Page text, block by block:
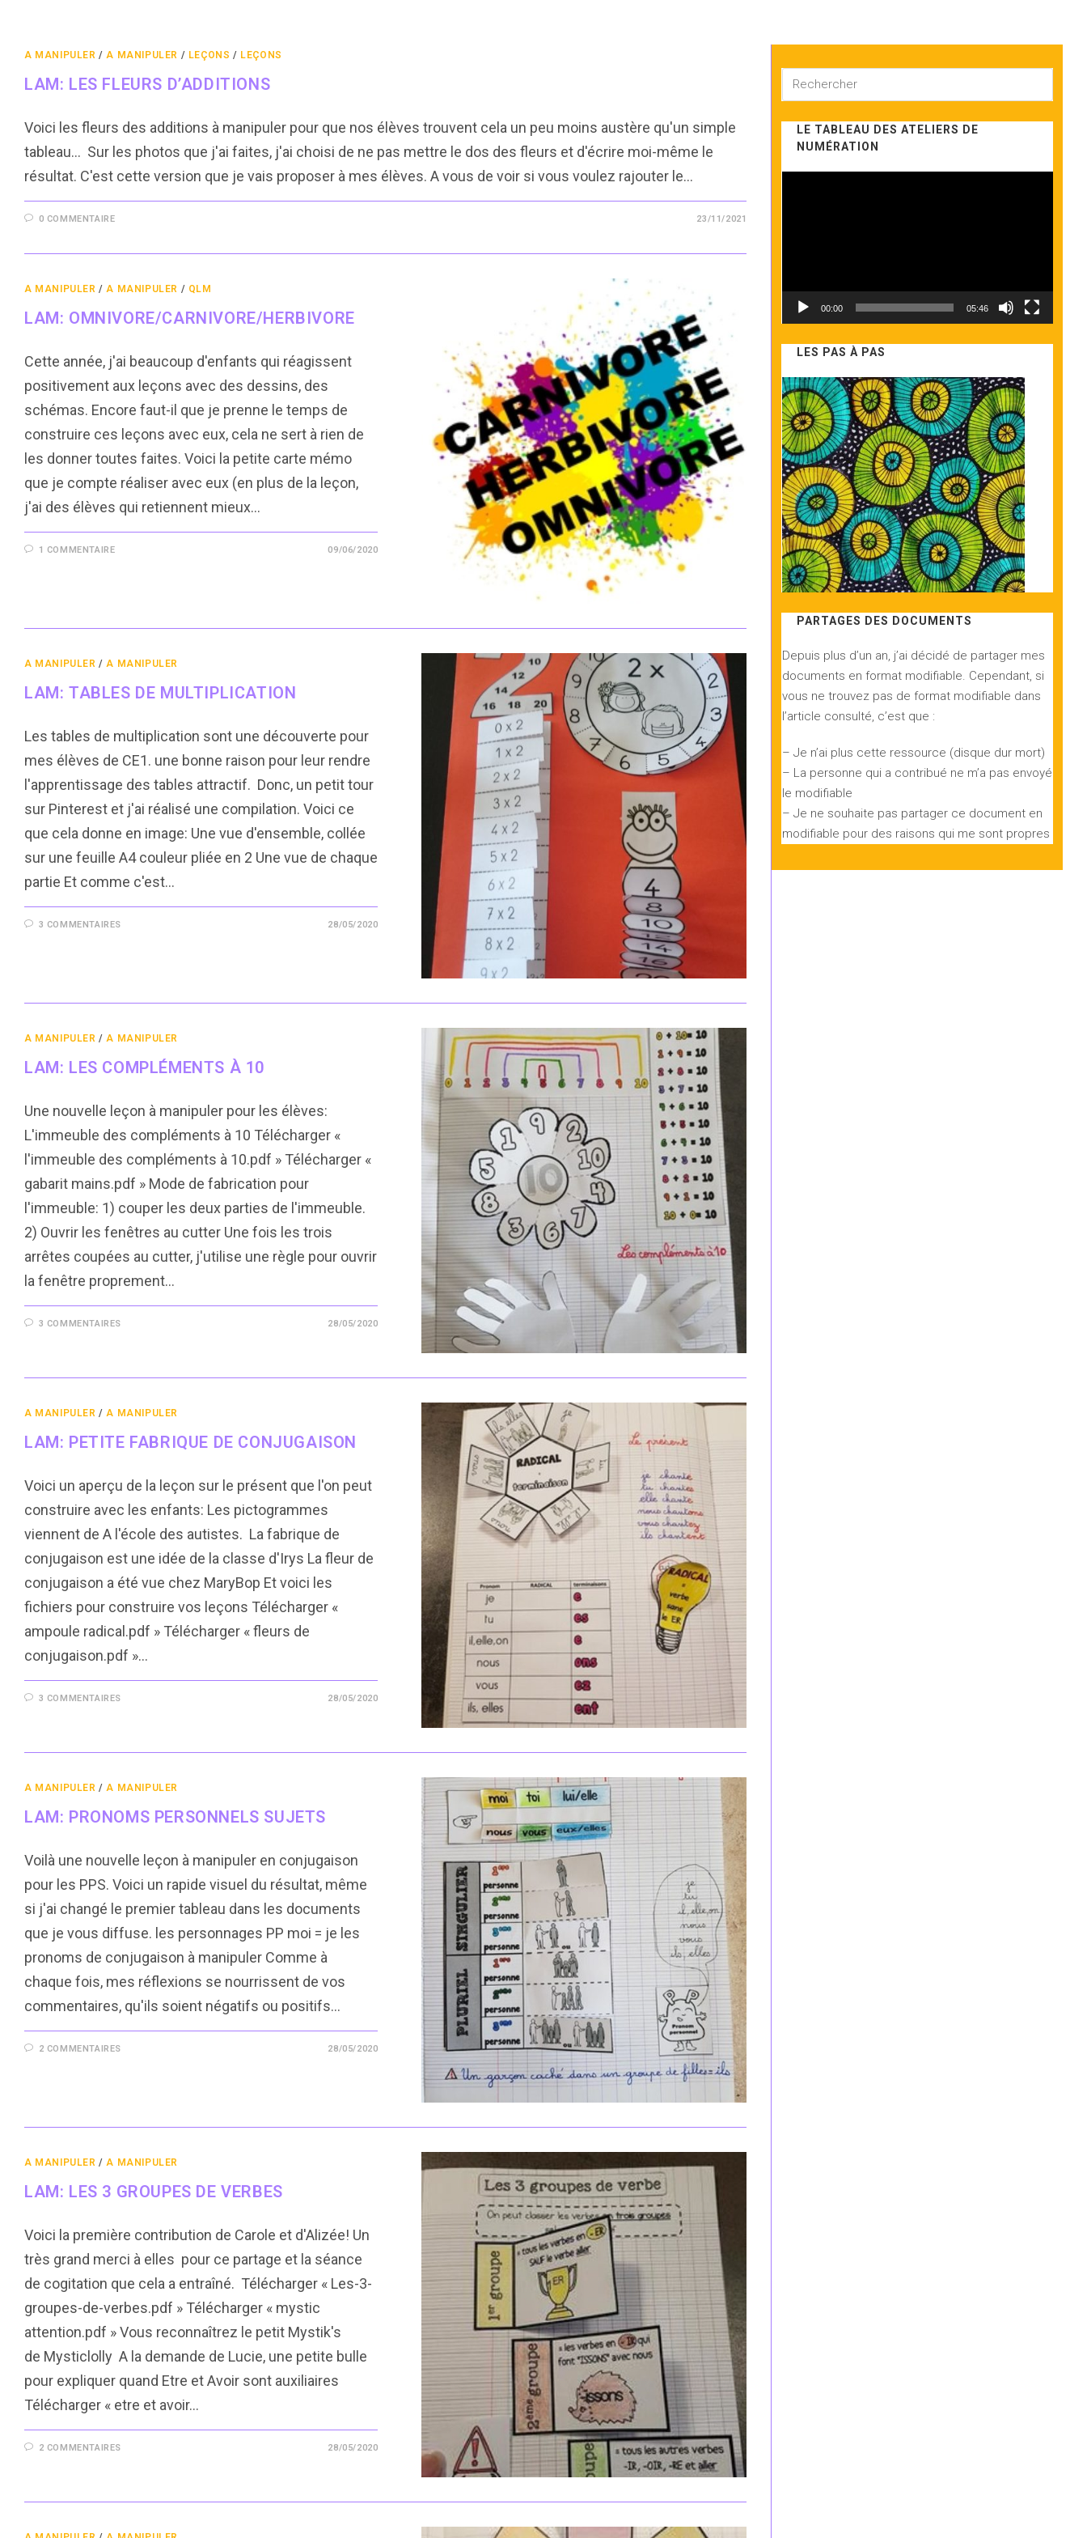
A MANIPULER / A MANIPULER / LEÇONS / LEÇONS
LAM: LES FLEURS D’ADDITIONS
Voici les fleurs des additions à manipuler pour que nos élèves trouvent cela un peu moins austère qu'un simple
tableau... Sur les photos que j'ai faites, j'ai choisi de ne pas mettre le dos des fleurs et d'écrire moi-même le
résultat. C'est cette version que je vais proposer à mes élèves. A vous de voir si vous voulez rajouter le…
0 COMMENTAIRE 23/11/2021
A MANIPULER / A MANIPULER / QLM
LAM: OMNIVORE/CARNIVORE/HERBIVORE
Cette année, j'ai beaucoup d'enfants qui réagissent
positivement aux leçons avec des dessins, des
schémas. Encore faut-il que je prenne le temps de
construire ces leçons avec eux, cela ne sert à rien de
les donner toutes faites. Voici la petite carte mémo
que je compte réaliser avec eux (en plus de la leçon,
j'ai des élèves qui retiennent mieux…
1 COMMENTAIRE 09/06/2020
A MANIPULER / A MANIPULER
LAM: TABLES DE MULTIPLICATION
Les tables de multiplication sont une découverte pour
mes élèves de CE1. une bonne raison pour leur rendre
l'apprentissage des tables attractif. Donc, un petit tour
sur Pinterest et j'ai réalisé une compilation. Voici ce
que cela donne en image: Une vue d'ensemble, collée
sur une feuille A4 couleur pliée en 2 Une vue de chaque
partie Et comme c'est…
3 COMMENTAIRES 28/05/2020
A MANIPULER / A MANIPULER
LAM: LES COMPLÉMENTS À 10
Une nouvelle leçon à manipuler pour les élèves:
L'immeuble des compléments à 10 Télécharger «
l'immeuble des compléments à 10.pdf » Télécharger «
gabarit mains.pdf » Mode de fabrication pour
l'immeuble: 1) couper les deux parties de l'immeuble.
2) Ouvrir les fenêtres au cutter Une fois les trois
arrêtes coupées au cutter, j'utilise une règle pour ouvrir
la fenêtre proprement…
3 COMMENTAIRES 28/05/2020
A MANIPULER / A MANIPULER
LAM: PETITE FABRIQUE DE CONJUGAISON
Voici un aperçu de la leçon sur le présent que l'on peut
construire avec les enfants: Les pictogrammes
viennent de A l'école des autistes. La fabrique de
conjugaison est une idée de la classe d'Irys La fleur de
conjugaison a été vue chez MaryBop Et voici les
fichiers pour construire vos leçons Télécharger «
ampoule radical.pdf » Télécharger « fleurs de
conjugaison.pdf »…
3 COMMENTAIRES 28/05/2020
A MANIPULER /A MANIPULER
LAM: PRONOMS PERSONNELS SUJETS
Voilà une nouvelle leçon à manipuler en conjugaison
pour les PPS. Voici un rapide visuel du résultat, même
si j'ai changé le premier tableau dans les documents
que je vous diffuse. les personnages PP moi = je les
pronoms de conjugaison à manipuler Comme à
chaque fois, mes réflexions se nourrissent de vos
commentaires, qu'ils soient négatifs ou positifs...
2 COMMENTAIRES 28/05/2020
A MANIPULER /A MANIPULER
LAM: LES 3 GROUPES DE VERBES
Voici la première contribution de Carole et d'Alizée! Un
très grand merci à elles pour ce partage et la séance
de cogitation que cela a entraîné. Télécharger « Les-3-
groupes-de-verbes.pdf » Télécharger « mystic
attention.pdf » Vous reconnaîtrez le petit Mystik's
de Mysticlolly A la demande de Lucie, une petite bulle
pour expliquer quand Etre et Avoir sont auxiliaires
Télécharger « etre et avoir…
2 COMMENTAIRES 28/05/2020
siteLE TABLEAU DES ATELIERS DE
NUMÉRATION
00:00 05:46
LES PAS À PAS
PARTAGES DES DOCUMENTS
Depuis plus d’un an, j’ai décidé de partager mes
documents en format modifiable. Cependant, si
vous ne trouvez pas de format modifiable dans
l’article consulté, c’est que :
– Je n’ai plus cette ressource (disque dur mort)
– La personne qui a contribué ne m’a pas envoyé
le modifiable
– Je ne souhaite pas partager ce document en
modifiable pour des raisons qui me sont propres